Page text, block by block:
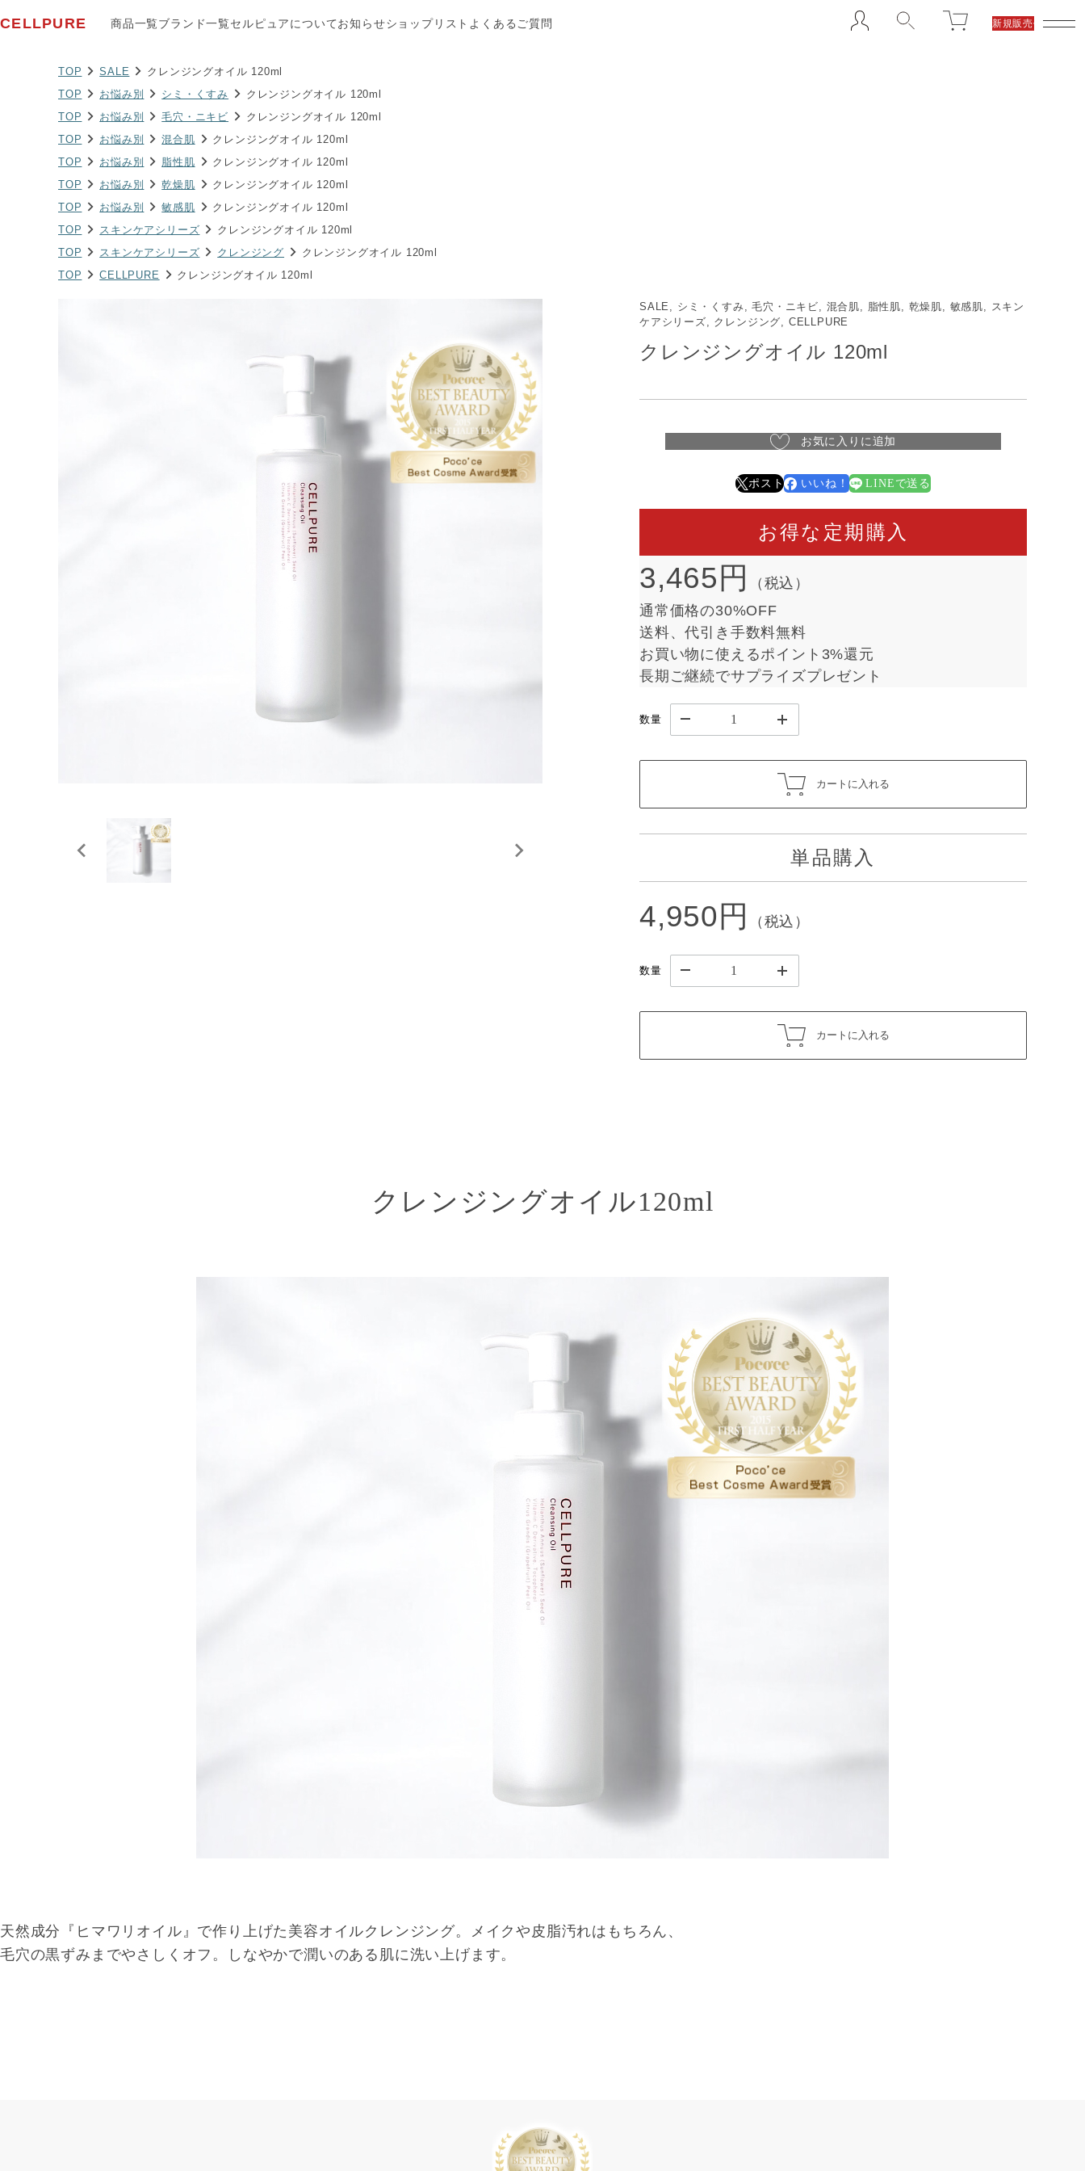
CELLPURE 商品一覧ブランド一覧セルピュアについて お知らせショップリスト よくあるご質問 新規販売代理店募集
TOP SALE
クレンジングオイル 120ml
TOP
お悩み別 シミ・くすみ
クレンジングオイル 120ml
TOP
お悩み別 毛穴・ニキビ
クレンジングオイル 120ml
TOP
お悩み別 混合肌
クレンジングオイル 120ml
TOP
お悩み別 脂性肌
クレンジングオイル 120ml
TOP
お悩み別 乾燥肌
クレンジングオイル 120ml
TOP
お悩み別 敏感肌
クレンジングオイル 120ml
TOP
スキンケアシリーズ
クレンジングオイル 120ml
TOP
スキンケアシリーズ クレンジング
クレンジングオイル 120ml
TOP
CELLPURE クレンジングオイル 120ml
SALE, シミ・くすみ, 毛穴・ニキビ, 混合肌, 脂性肌, 乾燥肌, 敏感肌, スキン
ケアシリーズ, クレンジング, CELLPURE
クレンジングオイル 120ml
お気に入りに追加
ポスト いいね！ LINEで送る
お得な定期購入
3,465円
（税込）
通常価格の30%OFF
送料、代引き手数料無料
お買い物に使えるポイント3%還元
長期ご継続でサプライズプレゼント
数量
カートに入れる
単品購入
4,950円 （税込）
数量
カートに入れる
クレンジングオイル120ml
天然成分『ヒマワリオイル』で作り上げた美容オイルクレンジング。メイクや皮脂汚れはもちろん、
毛穴の黒ずみまでやさしくオフ。しなやかで潤いのある肌に洗い上げます。